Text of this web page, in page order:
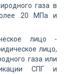
газа в
20 МПа и
лицо -
лицо,
газа или
СПГ и